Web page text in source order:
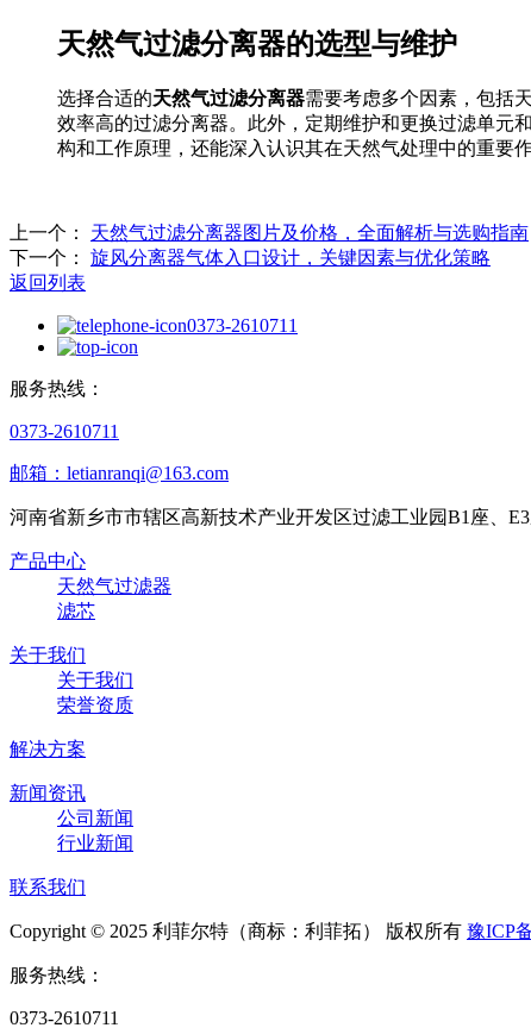
天然气过滤分离器的选型与维护
选择合适的天然气过滤分离器需要考虑多个因素，包括
效率高的过滤分离器。此外，定期维护和更换过滤单元
构和工作原理，还能深入认识其在天然气处理中的重要
上一个：
天然气过滤分离器图片及价格，全面解析与选购指南
下一个：
旋风分离器气体入口设计，关键因素与优化策略
返回列表
0373-2610711
服务热线：
0373-2610711
邮箱：letianranqi@163.com
河南省新乡市市辖区高新技术产业开发区过滤工业园B1座、
产品中心
天然气过滤器
滤芯
关于我们
关于我们
荣誉资质
解决方案
新闻资讯
公司新闻
行业新闻
联系我们
Copyright © 2025 利菲尔特（商标：利菲拓） 版权所有 豫ICP
服务热线：
0373-2610711